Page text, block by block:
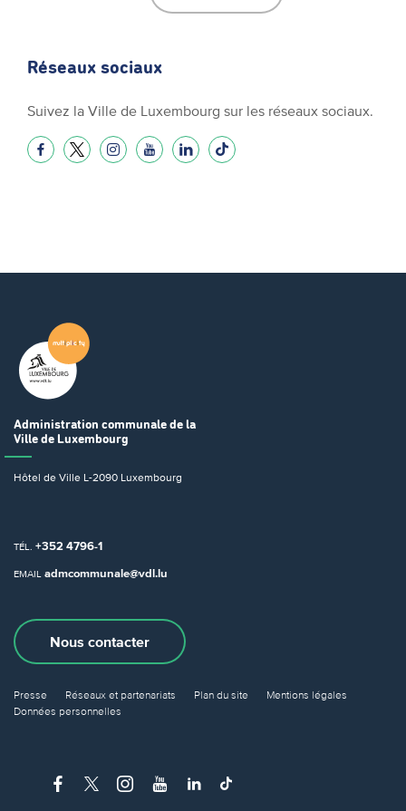
Réseaux sociaux
Suivez la Ville de Luxembourg sur les réseaux sociaux.
Administration communale de la
Ville de Luxembourg
Hôtel de Ville L-2090 Luxembourg
TÉL. +352 4796-1
EMAIL admcommunale@vdl.lu
Nous contacter
Presse Réseaux et partenariats Plan du site
Mentions légales
Données personnelles